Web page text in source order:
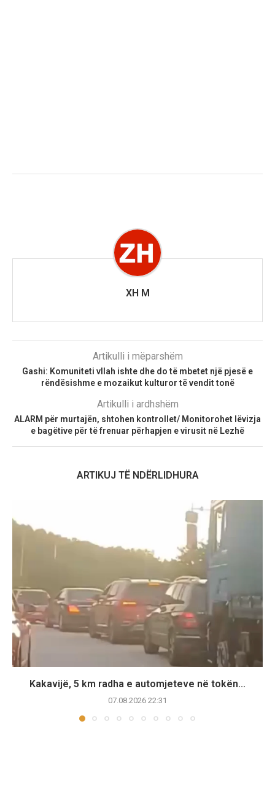
XH M
Artikulli i mëparshëm
Gashi: Komuniteti vllah ishte dhe do të mbetet një pjesë e
rëndësishme e mozaikut kulturor të vendit tonë
Artikulli i ardhshëm
ALARM për murtajën, shtohen kontrollet/ Monitorohet lëvizja
e bagëtive për të frenuar përhapjen e virusit në Lezhë
ARTIKUJ TË NDËRLIDHURA
Kakavijë, 5 km radha e automjeteve në tokën...
07.08.2026 22:31